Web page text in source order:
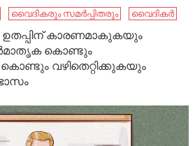
വൈദികരും സമര്‍പ്പിതരും വൈദികർ
കാരണമാകുകയും
കൊണ്ടും
വഴിതെറ്റിക്കുകയും